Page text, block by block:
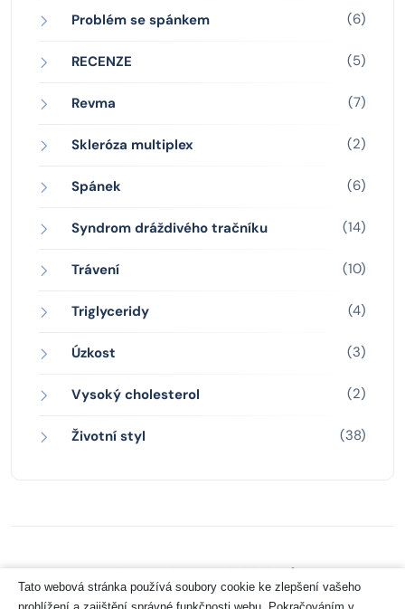
Problém se spánkem (6)
RECENZE (5)
Revma (7)
Skleróza multiplex (2)
Spánek (6)
Syndrom dráždivého tračníku (14)
Trávení (10)
Triglyceridy (4)
Úzkost (3)
Vysoký cholesterol (2)
Životní styl (38)
Zásady ochrany osobních údajů
Tato webová stránka používá soubory cookie ke zlepšení vašeho